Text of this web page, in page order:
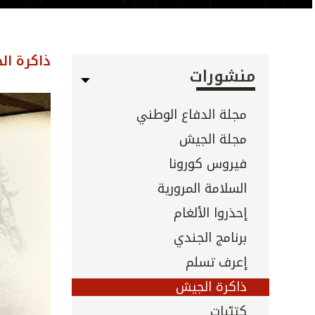
منشورات
مجلة الدفاع الوطني
مجلة الجيش
فيروس كورونا
السلامة المرورية
إحذروا الألغام
برنامج الجندي
إعرف تسلم
ذاكرة الجيش
ذاكرة